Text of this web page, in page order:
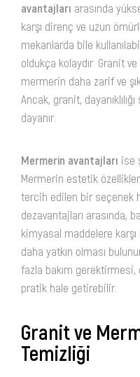
avantajları arasında
karşı direnç ve uzun
mekanlarda bile
oldukça kolaydır. Granit
mermerin daha zarif ve
Ancak, granit,
dayanır.
Mermerin avantajları ise
Mermerin estetik
tercih edilen bir seçenek
dezavantajları arasında,
kimyasal maddelere
daha yatkın olması
fazla bakım gerektirmesi,
pratik hale getirebilir.
Granit ve
Temizliği